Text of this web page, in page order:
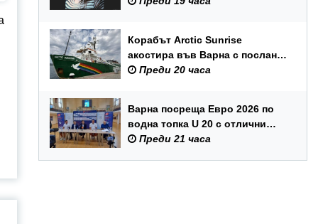
Корабът Arctic Sunrise
акостира във Варна с послание
за опазването на Черно море
Преди 20 часа
Варна посреща Евро 2026 по
водна топка U 20 с отлични
условия на състезателните
Преди 21 часа